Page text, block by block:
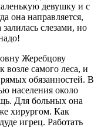
девушку и с
она направляется,
слезами, но
Жеребцову
возле самого леса, и
обязанностей. В
населения около
Для больных она
хирургом. Как
игрец. Работать